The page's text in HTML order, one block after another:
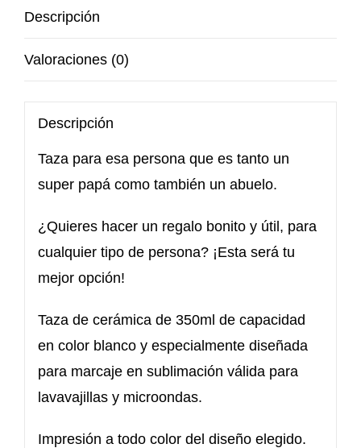
cantidad
Descripción
Valoraciones (0)
Descripción
Taza para esa persona que es tanto un
super papá como también un abuelo.
¿Quieres hacer un regalo bonito y útil, para
cualquier tipo de persona? ¡Esta será tu
mejor opción!
Taza de cerámica de 350ml de capacidad
en color blanco y especialmente diseñada
para marcaje en sublimación válida para
lavavajillas y microondas.
Impresión a todo color del diseño elegido.